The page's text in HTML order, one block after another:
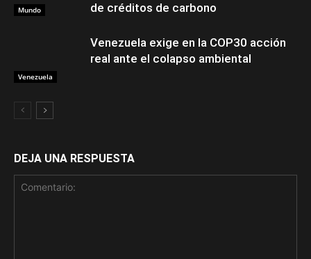
Mundo
de créditos de carbono
Venezuela
Venezuela exige en la COP30 acción
real ante el colapso ambiental
DEJA UNA RESPUESTA